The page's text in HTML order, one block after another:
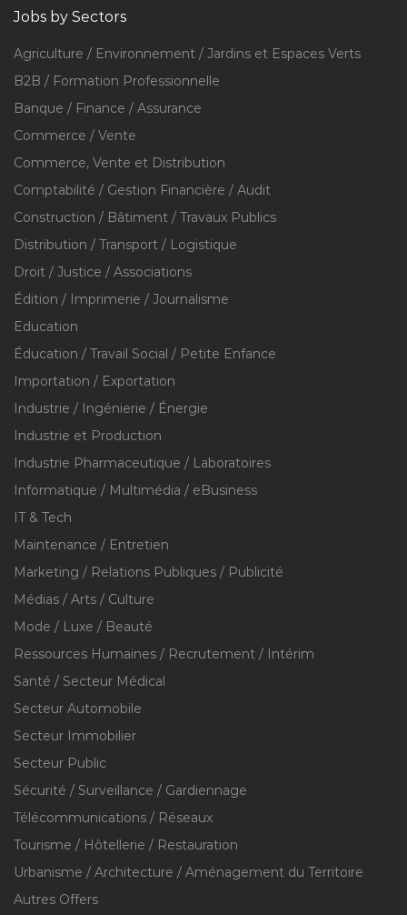
Jobs by Sectors
Agriculture / Environnement / Jardins et Espaces Verts
B2B / Formation Professionnelle
Banque / Finance / Assurance
Commerce / Vente
Commerce, Vente et Distribution
Comptabilité / Gestion Financière / Audit
Construction / Bâtiment / Travaux Publics
Distribution / Transport / Logistique
Droit / Justice / Associations
Édition / Imprimerie / Journalisme
Education
Éducation / Travail Social / Petite Enfance
Importation / Exportation
Industrie / Ingénierie / Énergie
Industrie et Production
Industrie Pharmaceutique / Laboratoires
Informatique / Multimédia / eBusiness
IT & Tech
Maintenance / Entretien
Marketing / Relations Publiques / Publicité
Médias / Arts / Culture
Mode / Luxe / Beauté
Ressources Humaines / Recrutement / Intérim
Santé / Secteur Médical
Secteur Automobile
Secteur Immobilier
Secteur Public
Sécurité / Surveillance / Gardiennage
Télécommunications / Réseaux
Tourisme / Hôtellerie / Restauration
Urbanisme / Architecture / Aménagement du Territoire
Autres Offers